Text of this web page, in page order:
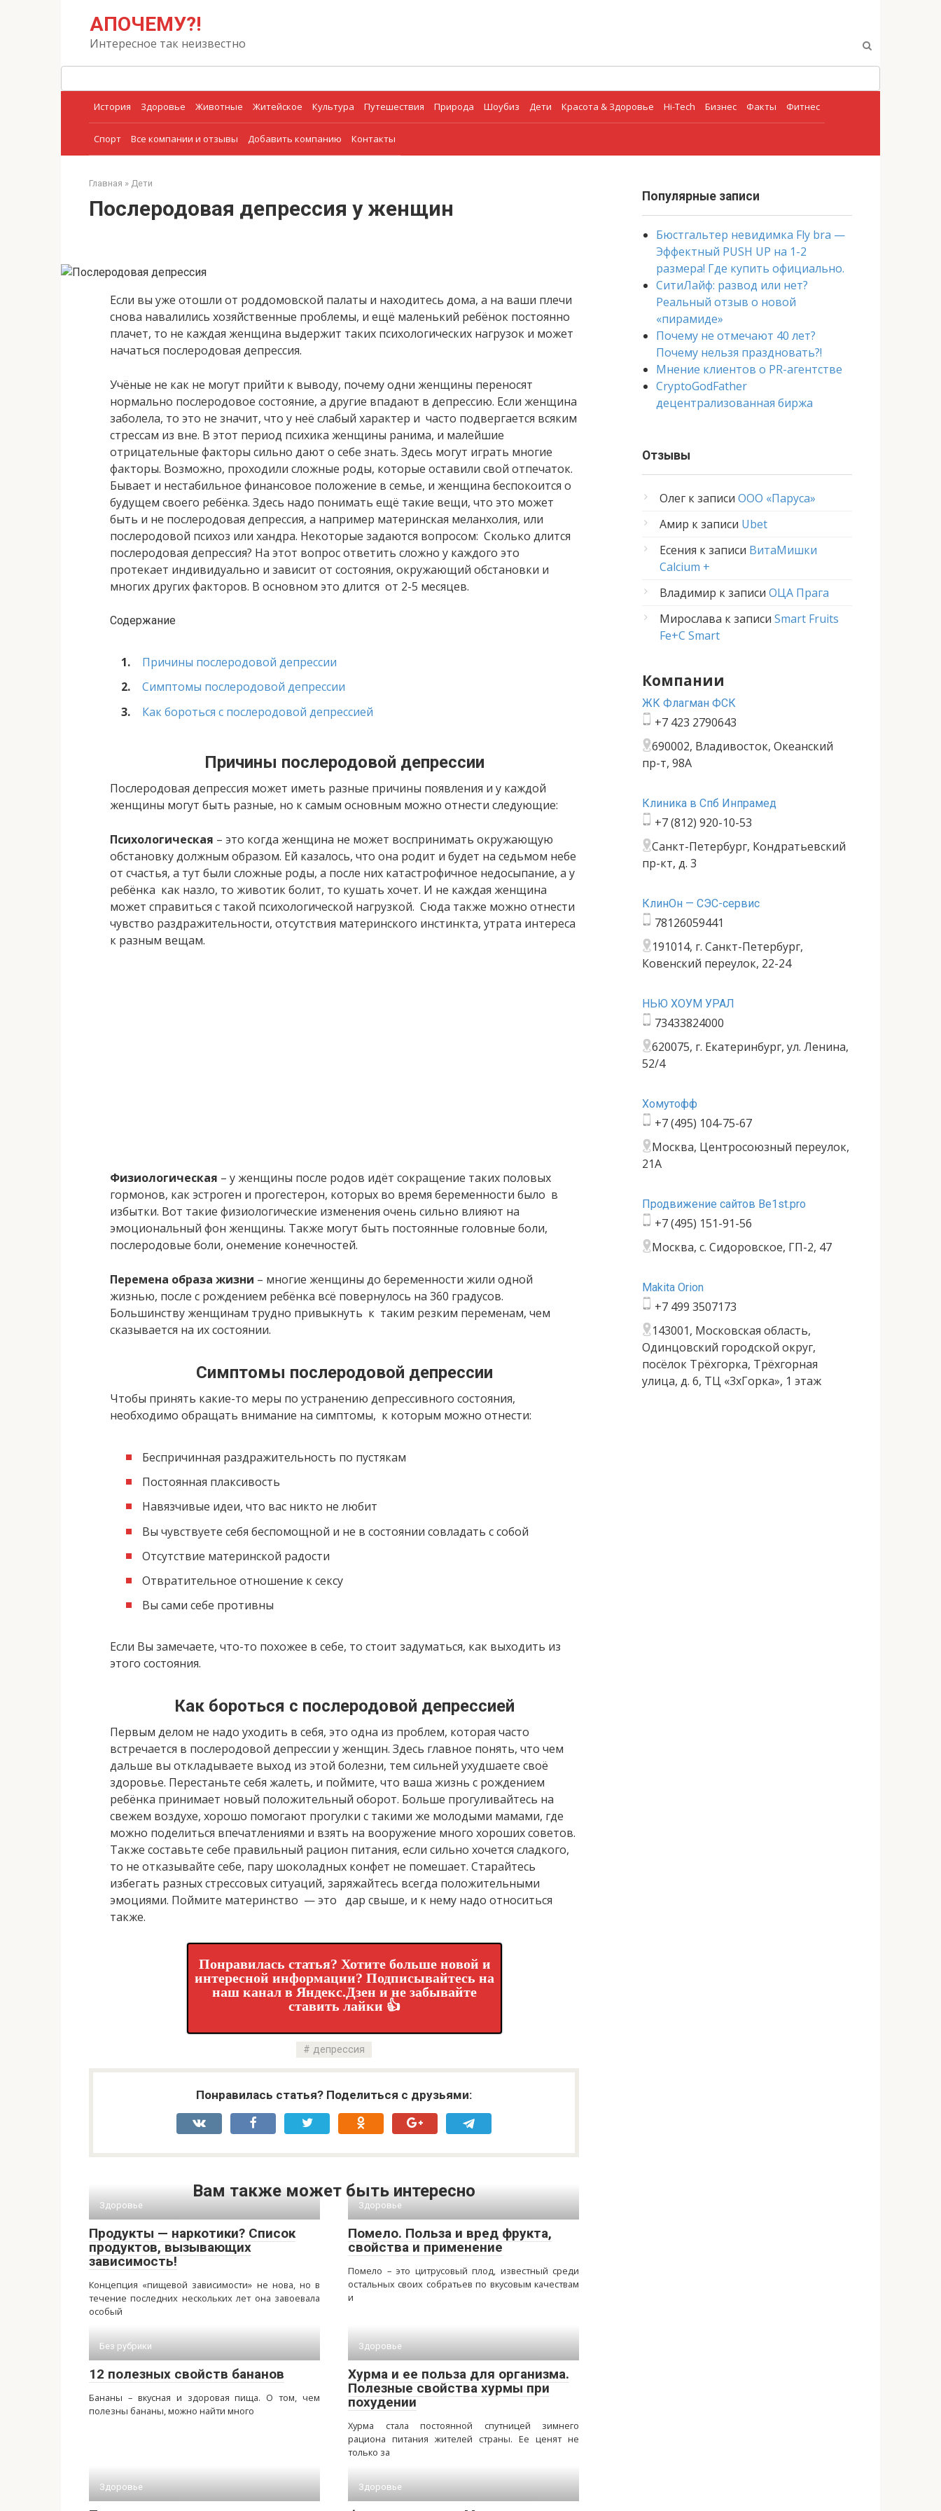
АПОЧЕМУ?!
Интересное так неизвестно
История Здоровье Животные Житейское Культура Путешествия Природа Шоубиз Дети Красота & Здоровье Hi-Tech Бизнес Факты Фитнес
Спорт Все компании и отзывы Добавить компанию Контакты
Главная » Дети
Послеродовая депрессия у женщин
Если вы уже отошли от роддомовской палаты и находитесь дома, а на ваши плечи
снова навалились хозяйственные проблемы, и ещё маленький ребёнок постоянно
плачет, то не каждая женщина выдержит таких психологических нагрузок и может
начаться послеродовая депрессия.
Учёные не как не могут прийти к выводу, почему одни женщины переносят
нормально послеродовое состояние, а другие впадают в депрессию. Если женщина
заболела, то это не значит, что у неё слабый характер и часто подвергается всяким
стрессам из вне. В этот период психика женщины ранима, и малейшие
отрицательные факторы сильно дают о себе знать. Здесь могут играть многие
факторы. Возможно, проходили сложные роды, которые оставили свой отпечаток.
Бывает и нестабильное финансовое положение в семье, и женщина беспокоится о
будущем своего ребёнка. Здесь надо понимать ещё такие вещи, что это может
быть и не послеродовая депрессия, а например материнская меланхолия, или
послеродовой психоз или хандра. Некоторые задаются вопросом: Сколько длится
послеродовая депрессия? На этот вопрос ответить сложно у каждого это
протекает индивидуально и зависит от состояния, окружающий обстановки и
многих других факторов. В основном это длится от 2-5 месяцев.
Содержание
Причины послеродовой депрессии
Симптомы послеродовой депрессии
Как бороться с послеродовой депрессией
Причины послеродовой депрессии
Послеродовая депрессия может иметь разные причины появления и у каждой
женщины могут быть разные, но к самым основным можно отнести следующие:
Психологическая – это когда женщина не может воспринимать окружающую
обстановку должным образом. Ей казалось, что она родит и будет на седьмом небе
от счастья, а тут были сложные роды, а после них катастрофичное недосыпание, а у
ребёнка как назло, то животик болит, то кушать хочет. И не каждая женщина
может справиться с такой психологической нагрузкой. Сюда также можно отнести
чувство раздражительности, отсутствия материнского инстинкта, утрата интереса
к разным вещам.
Физиологическая – у женщины после родов идёт сокращение таких половых
гормонов, как эстроген и прогестерон, которых во время беременности было в
избытки. Вот такие физиологические изменения очень сильно влияют на
эмоциональный фон женщины. Также могут быть постоянные головные боли,
послеродовые боли, онемение конечностей.
Перемена образа жизни – многие женщины до беременности жили одной
жизнью, после с рождением ребёнка всё повернулось на 360 градусов.
Большинству женщинам трудно привыкнуть к таким резким переменам, чем
сказывается на их состоянии.
Симптомы послеродовой депрессии
Чтобы принять какие-то меры по устранению депрессивного состояния,
необходимо обращать внимание на симптомы, к которым можно отнести:
Беспричинная раздражительность по пустякам
Постоянная плаксивость
Навязчивые идеи, что вас никто не любит
Вы чувствуете себя беспомощной и не в состоянии совладать с собой
Отсутствие материнской радости
Отвратительное отношение к сексу
Вы сами себе противны
Если Вы замечаете, что-то похожее в себе, то стоит задуматься, как выходить из
этого состояния.
Как бороться с послеродовой депрессией
Первым делом не надо уходить в себя, это одна из проблем, которая часто
встречается в послеродовой депрессии у женщин. Здесь главное понять, что чем
дальше вы откладываете выход из этой болезни, тем сильней ухудшаете своё
здоровье. Перестаньте себя жалеть, и поймите, что ваша жизнь с рождением
ребёнка принимает новый положительный оборот. Больше прогуливайтесь на
свежем воздухе, хорошо помогают прогулки с такими же молодыми мамами, где
можно поделиться впечатлениями и взять на вооружение много хороших советов.
Также составьте себе правильный рацион питания, если сильно хочется сладкого,
то не отказывайте себе, пару шоколадных конфет не помешает. Старайтесь
избегать разных стрессовых ситуаций, заряжайтесь всегда положительными
эмоциями. Поймите материнство — это дар свыше, и к нему надо относиться
также.
Понравилась статья? Хотите больше новой и
интересной информации? Подписывайтесь на
наш канал в Яндекс.Дзен и не забывайте
ставить лайки 👍
депрессия
Понравилась статья? Поделиться с друзьями:
Вам также может быть интересно
Здоровье
Продукты — наркотики? Список
продуктов, вызывающих
зависимость!
Концепция «пищевой зависимости» не нова, но в
течение последних нескольких лет она завоевала
особый
Здоровье
Помело. Польза и вред фрукта,
свойства и применение
Помело – это цитрусовый плод, известный среди
остальных своих собратьев по вкусовым качествам
и
Без рубрики
12 полезных свойств бананов
Бананы – вкусная и здоровая пища. О том, чем
полезны бананы, можно найти много
Здоровье
Хурма и ее польза для организма.
Полезные свойства хурмы при
похудении
Хурма стала постоянной спутницей зимнего
рациона питания жителей страны. Ее ценят не
только за
Здоровье Здоровье
Популярные записи
Бюстгальтер невидимка Fly bra —
Эффектный PUSH UP на 1-2
размера! Где купить официально.
СитиЛайф: развод или нет?
Реальный отзыв о новой
«пирамиде»
Почему не отмечают 40 лет?
Почему нельзя праздновать?!
Мнение клиентов о PR-агентстве
CryptoGodFather
децентрализованная биржа
Отзывы
Олег к записи ООО «Паруса»
Амир к записи Ubet
Есения к записи ВитаМишки
Calcium +
Владимир к записи ОЦА Прага
Мирослава к записи Smart Fruits
Fe+C Smart
Компании
ЖК Флагман ФСК
+7 423 2790643
690002, Владивосток, Океанский
пр-т, 98А
Клиника в Спб Инпрамед
+7 (812) 920-10-53
Санкт-Петербург, Кондратьевский
пр-кт, д. 3
КлинОн — СЭС-сервис
78126059441
191014, г. Санкт-Петербург,
Ковенский переулок, 22-24
НЬЮ ХОУМ УРАЛ
73433824000
620075, г. Екатеринбург, ул. Ленина,
52/4
Хомутофф
+7 (495) 104-75-67
Москва, Центросоюзный переулок,
21А
Продвижение сайтов Be1st.pro
+7 (495) 151-91-56
Москва, с. Сидоровское, ГП-2, 47
Makita Orion
+7 499 3507173
143001, Московская область,
Одинцовский городской округ,
посёлок Трёхгорка, Трёхгорная
улица, д. 6, ТЦ «3хГорка», 1 этаж